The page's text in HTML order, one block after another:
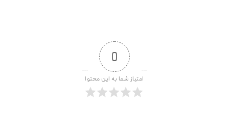
0
امتیاز شما به این محتوا